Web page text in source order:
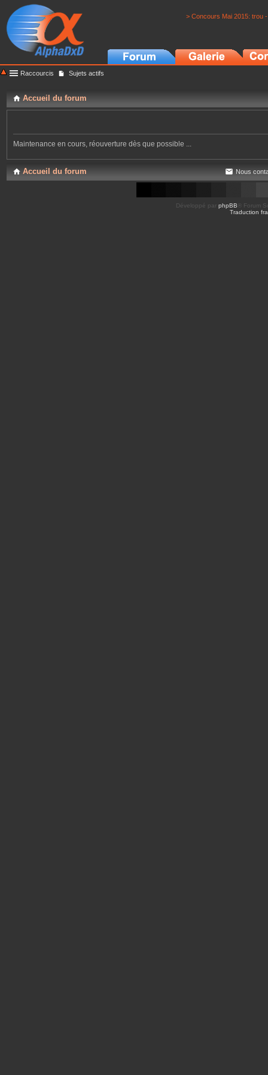
> Concours Mai 2015: trou
Raccourcis Sujets actifs
Accueil du forum
Maintenance en cours, réouverture dès que possible ...
Accueil du forum Nous
Développé par phpBB ® Forum
Traduction